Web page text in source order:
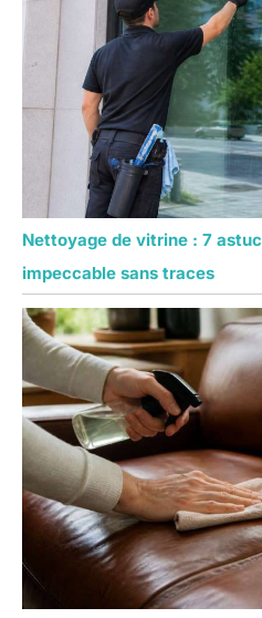
Nettoyage de vitrine : 7
impeccable sans traces